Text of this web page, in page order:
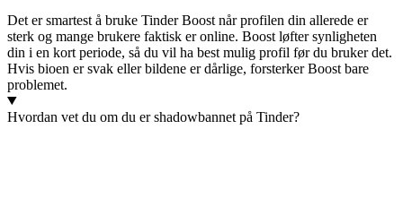
Det er smartest å bruke Tinder Boost når profilen din allerede er
sterk og mange brukere faktisk er online. Boost løfter synligheten
din i en kort periode, så du vil ha best mulig profil før du bruker det.
Hvis bioen er svak eller bildene er dårlige, forsterker Boost bare
problemet.
Hvordan vet du om du er shadowbannet på Tinder?